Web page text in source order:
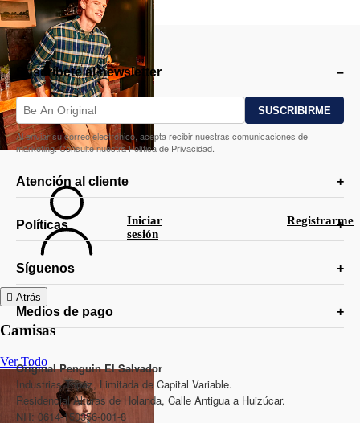
Iniciar
sesión
Registrarme
Atrás
Camisas
Ver Todo
Suscríbete al newsletter
Al enviar su correo electrónico, acepta recibir nuestras comunicaciones de
marketing. Consulte nuestra Política de Privacidad.
Atención al cliente
Políticas
Síguenos
Medios de pago
Original Penguin El Salvador
Industrias Topaz, Limitada de Capital Variable.
Residencial Alturas de Holanda, Calle Antigua a Huizúcar.
NIT: 0614-150356-001-8